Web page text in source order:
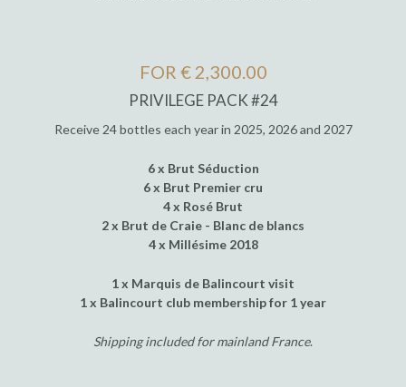
FOR € 2,300.00
PRIVILEGE PACK #24
Receive 24 bottles each year in 2025, 2026 and 2027
6 x Brut Séduction
6 x Brut Premier cru
4 x Rosé Brut
2 x Brut de Craie - Blanc de blancs
4 x Millésime 2018
1 x Marquis de Balincourt visit
1 x Balincourt club membership for 1 year
Shipping included for mainland France.